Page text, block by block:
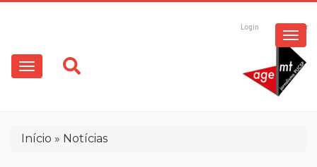
conteúdo
principal
Login Registrar
Main
navigation
Trilha
Início Notícias